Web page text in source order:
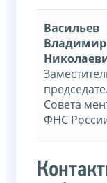
Васильев
Владимир
Совета
ФНС